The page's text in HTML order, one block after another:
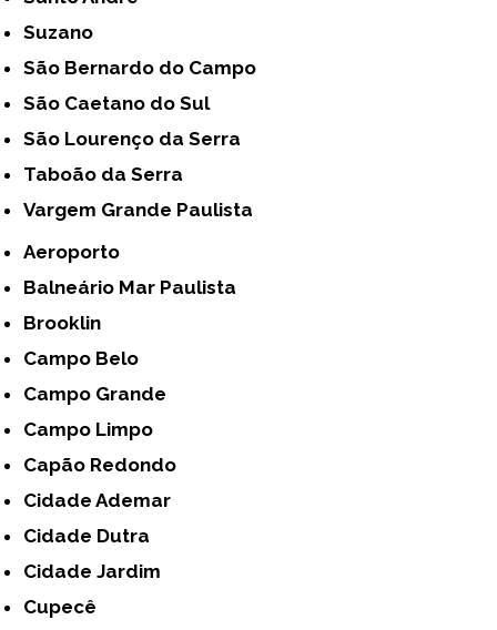
Suzano
São Bernardo do Campo
São Caetano do Sul
São Lourenço da Serra
Taboão da Serra
Vargem Grande Paulista
Aeroporto
Balneário Mar Paulista
Brooklin
Campo Belo
Campo Grande
Campo Limpo
Capão Redondo
Cidade Ademar
Cidade Dutra
Cidade Jardim
Cupecê